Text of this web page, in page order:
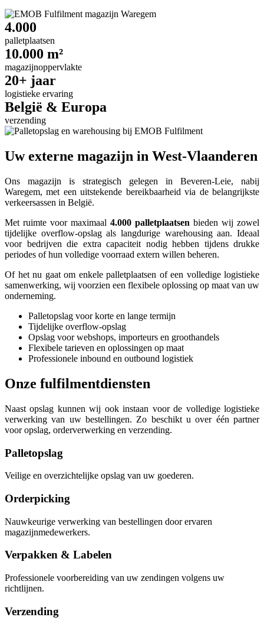
4.000
palletplaatsen
10.000 m²
magazijnoppervlakte
20+ jaar
logistieke ervaring
België & Europa
verzending
Uw externe magazijn in West-Vlaanderen
Ons magazijn is strategisch gelegen in Beveren-Leie, nabij
Waregem, met een uitstekende bereikbaarheid via de belangrijkste
verkeersassen in België.
Met ruimte voor maximaal 4.000 palletplaatsen bieden wij zowel
tijdelijke overflow-opslag als langdurige warehousing aan. Ideaal
voor bedrijven die extra capaciteit nodig hebben tijdens drukke
periodes of hun volledige voorraad extern willen beheren.
Of het nu gaat om enkele palletplaatsen of een volledige logistieke
samenwerking, wij voorzien een flexibele oplossing op maat van uw
onderneming.
Palletopslag voor korte en lange termijn
Tijdelijke overflow-opslag
Opslag voor webshops, importeurs en groothandels
Flexibele tarieven en oplossingen op maat
Professionele inbound en outbound logistiek
Onze fulfilmentdiensten
Naast opslag kunnen wij ook instaan voor de volledige logistieke
verwerking van uw bestellingen. Zo beschikt u over één partner
voor opslag, orderverwerking en verzending.
Palletopslag
Veilige en overzichtelijke opslag van uw goederen.
Orderpicking
Nauwkeurige verwerking van bestellingen door ervaren
magazijnmedewerkers.
Verpakken & Labelen
Professionele voorbereiding van uw zendingen volgens uw
richtlijnen.
Verzending